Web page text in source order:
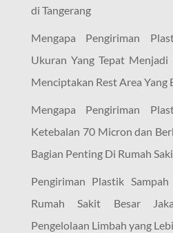
di Tangerang
Mengapa Pengiriman
Ukuran Yang Tepat
Menciptakan Rest Area Yang
Mengapa Pengiriman
Ketebalan 70 Micron dan
Bagian Penting Di Rumah
Pengiriman Plastik
Rumah Sakit Besar
Pengelolaan Limbah yang